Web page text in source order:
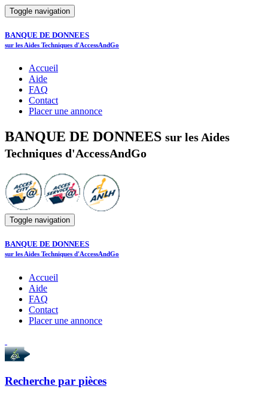
Toggle navigation
BANQUE DE DONNEES
sur les Aides Techniques d'AccessAndGo
Accueil
Aide
FAQ
Contact
Placer une annonce
BANQUE DE DONNEES sur les Aides
Techniques d'AccessAndGo
Toggle navigation
BANQUE DE DONNEES
sur les Aides Techniques d'AccessAndGo
Accueil
Aide
FAQ
Contact
Placer une annonce
Recherche par pièces